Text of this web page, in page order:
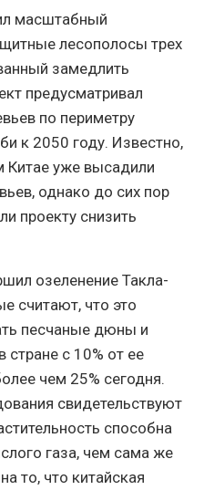
масштабный
лесополосы трех
замедлить
предусматривал
по периметру
к 2050 году. Известно,
Китае уже высадили
однако до сих пор
проекту снизить
озеленение Такла-
считают, что это
песчаные дюны и
стране с 10% от ее
чем 25% сегодня.
свидетельствуют
способна
газа, чем сама же
то, что китайская